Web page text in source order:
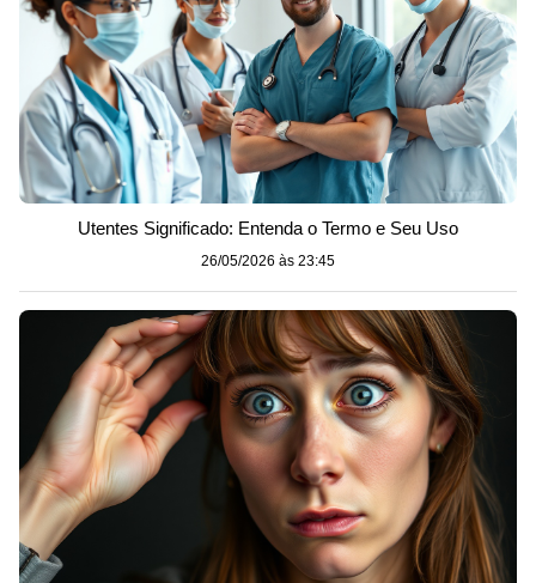
Utentes Significado: Entenda o Termo e Seu Uso
26/05/2026 às 23:45